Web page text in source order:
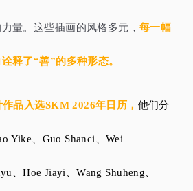
量。这些插画的风格多元， 每一幅
释了“善”的多种形态。
品入选SKM 2026年日历， 他们分
Yike、Guo Shanci、Wei
、Hoe Jiayi、Wang Shuheng、